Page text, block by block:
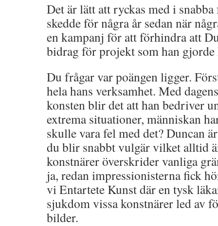
Det är lätt att ryckas med i
skedde för några år sedan när
en kampanj för att förhindra att
bidrag för projekt som han gjorde
Du frågar var poängen ligger.
hela hans verksamhet. Med
konsten blir det att han bedriver
extrema situationer, människan
skulle vara fel med det? Duncan
du blir snabbt vulgär vilket alltid
konstnärer överskrider vanliga
ja, redan impressionisterna fick
vi Entartete Kunst där en tysk
sjukdom vissa konstnärer led av
bilder.